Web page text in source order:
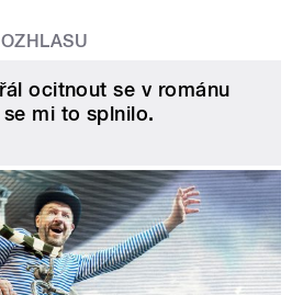
ocitnout se v románu
mi to splnilo.